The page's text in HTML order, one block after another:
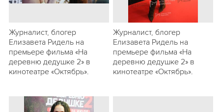
Журналист, блогер
Елизавета Ридель на
премьере фильма «На
деревню дедушке 2» в
кинотеатре «Октябрь».
Журналист, блогер
Елизавета Ридель на
премьере фильма «На
деревню дедушке 2» в
кинотеатре «Октябрь».